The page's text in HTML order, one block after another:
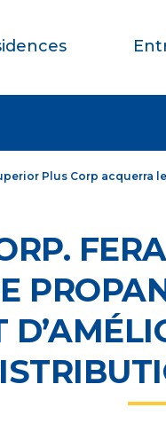
Plus Corp acquerra